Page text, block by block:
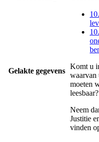
Gelakte gegevens
Komt u
waarvan
moeten
leesbaar?
Neem
Justitie
vinden